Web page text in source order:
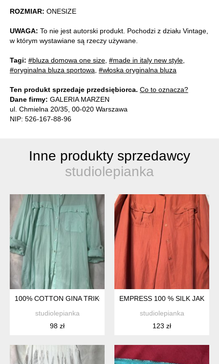
ROZMIAR: ONESIZE
UWAGA: To nie jest autorski produkt. Pochodzi z działu Vintage,
w którym wystawiane są rzeczy używane.
Tagi: #bluza domowa one size #made in italy new style
#oryginalna bluza sportowa #włoska oryginalna bluza
Ten produkt sprzedaje przedsiębiorca. Co to oznacza?
Dane firmy: GALERIA MARZEN
ul. Chmielna 20/35, 00-020 Warszawa
NIP: 526-167-88-96
Inne produkty sprzedawcy
studiolepianka
100% COTTON GINA TRIKOT FANTASTYCZNA PRZEWIEWNA
studiolepianka
98 zł
EMPRESS 100 % SILK
studiolepianka
123 zł